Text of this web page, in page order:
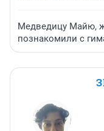
Медведицу Майю,
познакомили с